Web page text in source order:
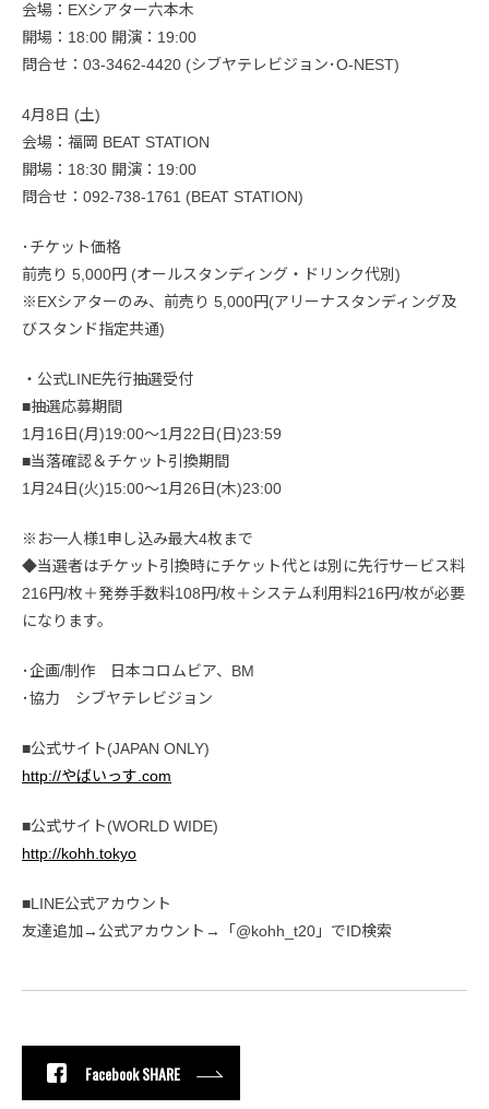
会場：EXシアター六本木
開場：18:00 開演：19:00
問合せ：03-3462-4420 (シブヤテレビジョン･O-NEST)
4月8日 (土)
会場：福岡 BEAT STATION
開場：18:30 開演：19:00
問合せ：092-738-1761 (BEAT STATION)
･チケット価格
前売り 5,000円 (オールスタンディング・ドリンク代別)
※EXシアターのみ、前売り 5,000円(アリーナスタンディング及
びスタンド指定共通)
・公式LINE先行抽選受付
■抽選応募期間
1月16日(月)19:00～1月22日(日)23:59
■当落確認＆チケット引換期間
1月24日(火)15:00～1月26日(木)23:00
※お一人様1申し込み最大4枚まで
◆当選者はチケット引換時にチケット代とは別に先行サービス料
216円/枚＋発券手数料108円/枚＋システム利用料216円/枚が必要
になります。
･企画/制作 日本コロムビア、BM
･協力 シブヤテレビジョン
■公式サイト(JAPAN ONLY)
http://やばいっす.com
■公式サイト(WORLD WIDE)
http://kohh.tokyo
■LINE公式アカウント
友達追加→公式アカウント→「@kohh_t20」でID検索
Facebook SHARE